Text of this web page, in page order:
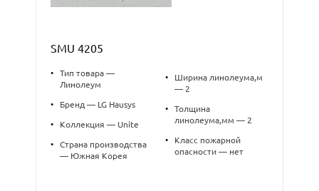
SMU 4205
•
Тип товара —
Линолеум
• Бренд — LG Hausys
• Коллекция — Unite
•
Страна производства
— Южная Корея
•
Ширина линолеума,м
— 2
•
Толщина
линолеума,мм — 2
•
Класс пожарной
опасности — нет